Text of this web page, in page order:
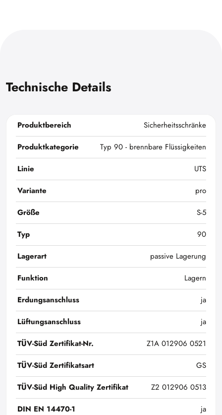
Technische Details
Produktbereich
Sicherheitsschränke
Produktkategorie
Typ 90 - brennbare Flüssigkeiten
Linie
UTS
Variante
pro
Größe
S-5
Typ
90
Lagerart
passive Lagerung
Funktion
Lagern
Erdungsanschluss
ja
Lüftungsanschluss
ja
TÜV-Süd Zertifikat-Nr.
Z1A 012906 0521
TÜV-Süd Zertifikatsart
GS
TÜV-Süd High Quality Zertifikat
Z2 012906 0513
DIN EN 14470-1
ja